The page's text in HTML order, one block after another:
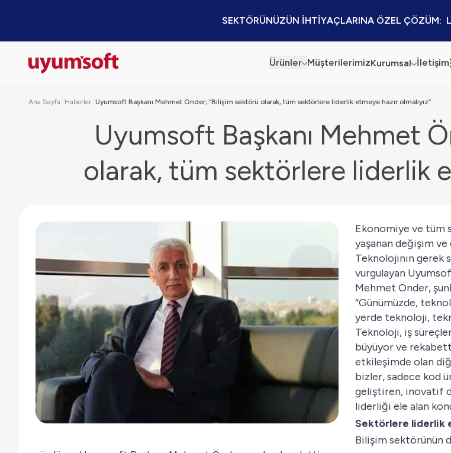
SEKTÖRÜNÜZÜN İHTİYAÇLARINA ÖZEL ÇÖZÜM:
Ürünler MüşterilerimizKurumsal
Haberler
Sürdürülebilirlik
Bilgi Güvenliği
İletişim
Blog
Kaynaklar
Etkinlikler
İş Ortaklığı
Ana Sayfa Haberler Uyumsoft Başkanı Mehmet Önder; “Bilişim sektörü olarak, tüm sektörlere liderlik etmeye hazır olmalıyız”
Uyumsoft Başkanı Mehmet
olarak, tüm sektörlere liderlik
Ekonomiye ve tüm
yaşanan değişim
Teknolojinin gerek
vurgulayan
Mehmet Önder,
“Günümüzde,
yerde teknoloji,
Teknoloji, iş
büyüyor ve
etkileşimde olan
bizler, sadece kod
geliştiren, inovatif
liderliği ele alan
Sektörlere liderlik
Bilişim sektörünün